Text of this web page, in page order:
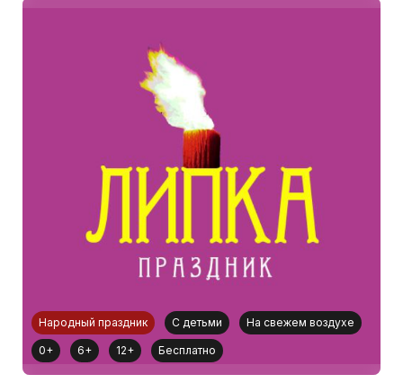
Народный праздник С детьми На свежем воздухе
0+ 6+ 12+ Бесплатно